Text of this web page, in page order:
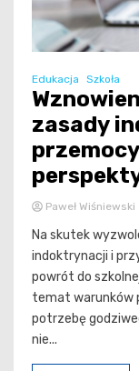
Edukacja Szkoła
zasady
Paweł Wiśniewski
Na skutek
indoktrynacji i
powrót do
temat warunków
potrzebę
nie...